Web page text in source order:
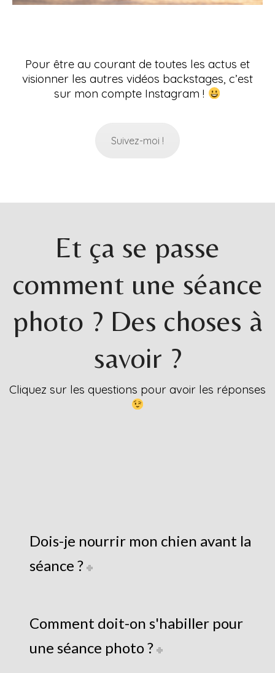
Pour être au courant de toutes les actus et
visionner les autres vidéos backstages, c’est
sur mon compte Instagram !
Suivez-moi !
Et ça se passe
comment une séance
photo ? Des choses à
savoir ?
Cliquez sur les questions pour avoir les réponses
Dois-je nourrir mon chien avant la
séance ?
Comment doit-on s'habiller pour
une séance photo ?